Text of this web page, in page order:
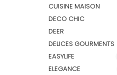
CUISINE MAISON
DECO CHIC
DEER
DELICES GOURMENTS
EASYLIFE
ELEGANCE